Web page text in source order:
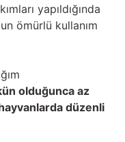
yapıldığında
ömürlü kullanım
olduğunca az
düzenli